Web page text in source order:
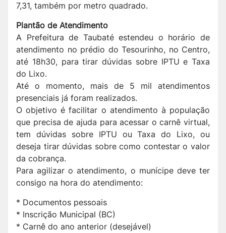
7,31, também por metro quadrado.
Plantão de Atendimento
A Prefeitura de Taubaté estendeu o horário de
atendimento no prédio do Tesourinho, no Centro,
até 18h30, para tirar dúvidas sobre IPTU e Taxa
do Lixo.
Até o momento, mais de 5 mil atendimentos
presenciais já foram realizados.
O objetivo é facilitar o atendimento à população
que precisa de ajuda para acessar o carnê virtual,
tem dúvidas sobre IPTU ou Taxa do Lixo, ou
deseja tirar dúvidas sobre como contestar o valor
da cobrança.
Para agilizar o atendimento, o munícipe deve ter
consigo na hora do atendimento:
* Documentos pessoais
* Inscrição Municipal (BC)
* Carnê do ano anterior (desejável)